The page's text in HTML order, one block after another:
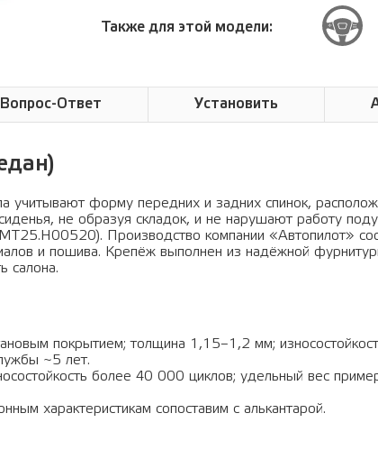
Также для этой модели:
Вопрос-Ответ Установить
учитывают форму передних и задних спинок,
не образуя складок, и не нарушают работу
Производство компании «Автопилот»
и пошива. Крепёж выполнен из надёжной
салона.
покрытием; толщина 1,15–1,2 мм;
~5 лет.
более 40 000 циклов; удельный вес
характеристикам сопоставим с алькантарой.